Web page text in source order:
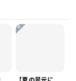
4